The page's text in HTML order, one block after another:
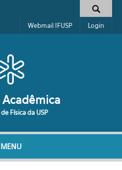
de busca
Webmail IFUSP Login
Acadêmica
Física da USP
MENU